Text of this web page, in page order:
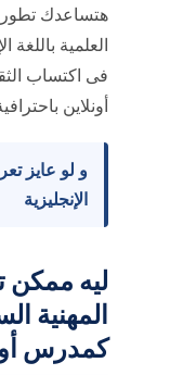
هتساعدك تطور
العلمية باللغة
فى اكتساب
أونلاين
و لو عايز
الإنجليزية
ليه ممكن
المهنية
كمدرس